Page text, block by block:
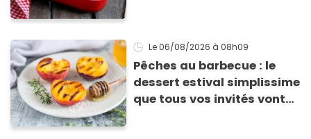
Le 06/08/2026 à 08h09
Pêches au barbecue : le
dessert estival simplissime
que tous vos invités vont